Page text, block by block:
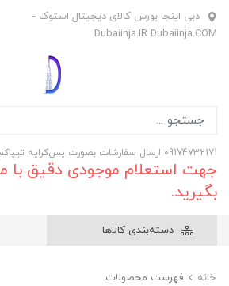
دبی اینجا بورس کالای دیجیتال استوک -
Dubaiinja.IR Dubaiinja.COM
09174732171 ارسال سفارشات بصورت پس‌کرایه تیپاکس
جهت استعلام موجودی دقیق با
بگیرید.
دسته‌بندی کالاها
خانه فهرست محصولات